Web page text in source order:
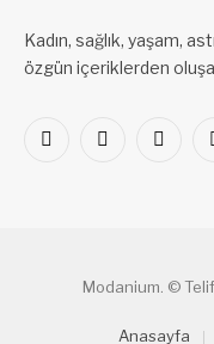
Kadın, sağlık, yaşam,
özgün içeriklerden
Facebook
X
Modanium. © Telif
Anasayfa